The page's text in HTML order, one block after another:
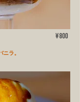
¥800
ニラ。